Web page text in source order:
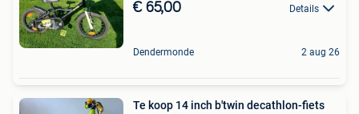
€ 65,00 Details
Dendermonde 2 aug 26
Te koop 14 inch b'twin decathlon-fiets